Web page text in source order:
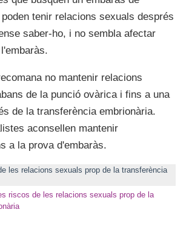
tenir relacions sexuals després
saber-ho, i no sembla afectar
no mantenir relacions
de la punció ovàrica i fins a una
de la transferència embrionària.
aconsellen mantenir
a la prova d'embaràs.
les relacions sexuals prop de la transferència